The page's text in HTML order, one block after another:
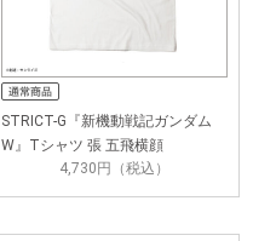
STRICT-G『新機動戦記ガンダム
W』Tシャツ 張 五飛横顔
4,730円（税込）